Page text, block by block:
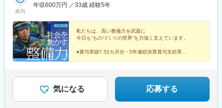
駅から徒歩13分●苫小牧支店／北海道苫小牧市沼ノ端2-41アクセ
給与
年収600万円 ／33歳 経験5年
私たちは、高い整備力を武器に
今日も“ものづくりの世界”を力強く支えています。
●賞与実績7.52カ月分・5年連続決算賞与支給実績
●インフラを支えるやりがい
気になる 応募する